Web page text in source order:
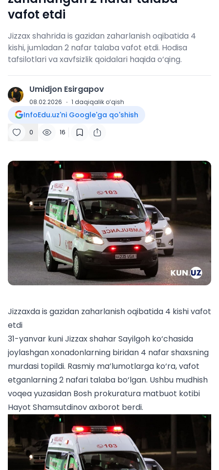
vafot etdi
Jizzax shahrida is gazidan zaharlanish oqibatida 4
kishi, jumladan 2 nafar talaba vafot etdi. Hodisa
tafsilotlari va xavfsizlik qoidalari haqida o’qing.
U Umidjon Esirgapov
08.02.2026 · 1 daqiqalik o‘qish
InfoEdu.uz'ni Google'ga qo'shish
0 16
Jizzaxda is gazidan zaharlanish oqibatida 4 kishi vafot
etdi
31-yanvar kuni Jizzax shahar Sayilgoh ko‘chasida
joylashgan xonadonlarning biridan 4 nafar shaxsning
murdasi topildi. Rasmiy ma’lumotlarga ko‘ra, vafot
etganlarning 2 nafari talaba bo‘lgan. Ushbu mudhish
voqea yuzasidan Bosh prokuratura matbuot kotibi
Hayot Shamsutdinov axborot berdi.